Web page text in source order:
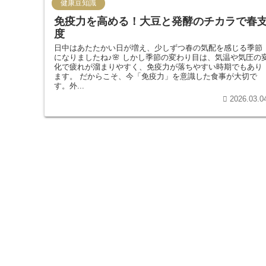
健康豆知識
免疫力を高める！大豆と発酵のチカラで春
度
日中はあたたかい日が増え、少しずつ春の気配を感じる季節
になりましたね♪🌸 しかし季節の変わり目は、気温や気圧の
化で疲れが溜まりやすく、免疫力が落ちやすい時期でもあり
ます。 だからこそ、今「免疫力」を意識した食事が大切で
す。外...